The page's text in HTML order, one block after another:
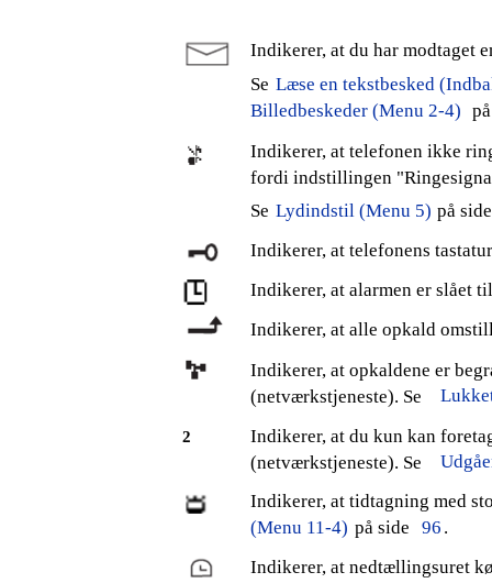
Indikerer, at du har modtaget
Se Læse en tekstbesked
Billedbeskeder (Menu 2-4)
Indikerer, at telefonen ikke
fordi indstillingen
Se Lydindstil (Menu 5) på side
Indikerer, at telefonens
Indikerer, at alarmen er slået
Indikerer, at alle opkald
Indikerer, at opkaldene er
(netværkstjeneste). Se
2
Indikerer, at du kun kan
(netværkstjeneste). Se
Indikerer, at tidtagning med
(Menu 11-4) på side 96 .
Indikerer, at nedtællingsuret